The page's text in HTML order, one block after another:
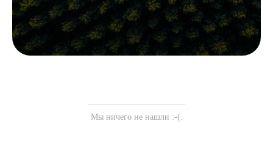
Мы ничего не нашли :-(.